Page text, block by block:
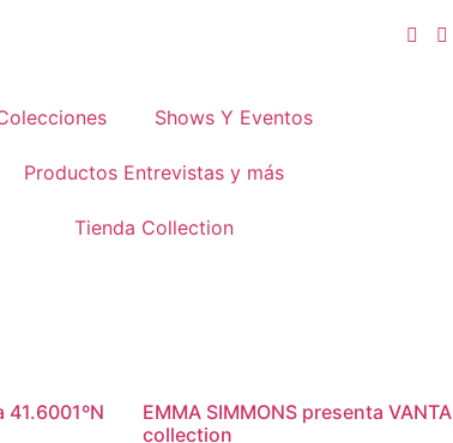
Shows Y Eventos
Productos Entrevistas y más
Tienda Collection
41.6001ºN
EMMA SIMMONS presenta VANTA
collection